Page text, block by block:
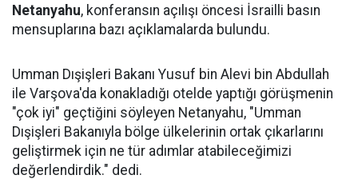
Netanyahu, konferansın açılışı öncesi İsrailli basın
mensuplarına bazı açıklamalarda bulundu.
Umman Dışişleri Bakanı Yusuf bin Alevi bin Abdullah
ile Varşova'da konakladığı otelde yaptığı görüşmenin
"çok iyi" geçtiğini söyleyen Netanyahu, "Umman
Dışişleri Bakanıyla bölge ülkelerinin ortak çıkarlarını
geliştirmek için ne tür adımlar atabileceğimizi
değerlendirdik." dedi.